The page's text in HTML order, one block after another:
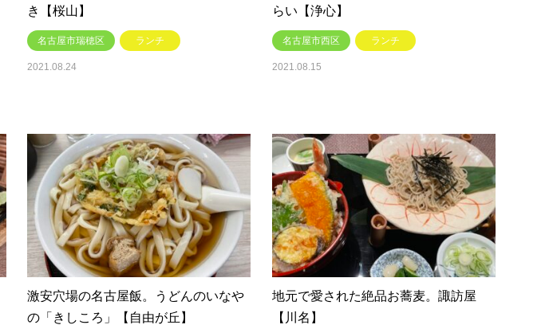
き【桜山】
名古屋市瑞穂区 ランチ
2021.08.24
らい【浄心】
名古屋市西区 ランチ
2021.08.15
激安穴場の名古屋飯。うどんのいなや
の「きしころ」【自由が丘】
地元で愛された絶品お蕎麦。諏訪屋
【川名】